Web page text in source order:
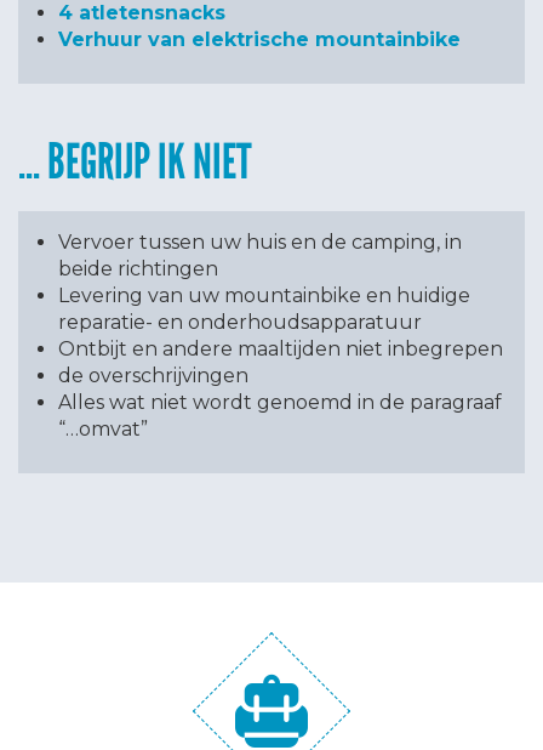
4 atletensnacks
Verhuur van elektrische mountainbike
BEGRIJP IK NIET
Vervoer tussen uw huis en de camping, in
beide richtingen
Levering van uw mountainbike en huidige
reparatie- en onderhoudsapparatuur
Ontbijt en andere maaltijden niet inbegrepen
de overschrijvingen
Alles wat niet wordt genoemd in de paragraaf
“…omvat”